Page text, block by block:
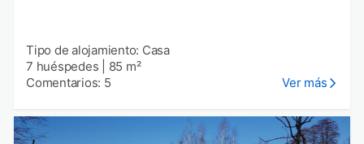
Tipo de alojamiento: Casa
7 huéspedes
85 m²
Comentarios: 5
Ver más